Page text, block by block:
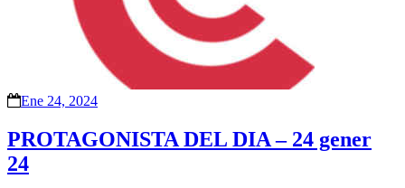
Ene 24, 2024
PROTAGONISTA DEL DIA – 24 gener
24